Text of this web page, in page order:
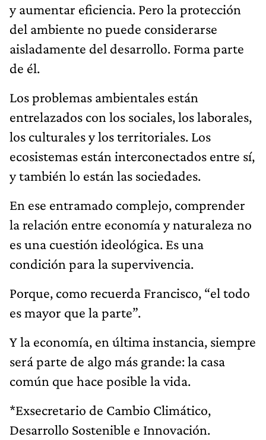
y aumentar eficiencia. Pero la protección
del ambiente no puede considerarse
aisladamente del desarrollo. Forma parte
de él.
Los problemas ambientales están
entrelazados con los sociales, los laborales,
los culturales y los territoriales. Los
ecosistemas están interconectados entre sí,
y también lo están las sociedades.
En ese entramado complejo, comprender
la relación entre economía y naturaleza no
es una cuestión ideológica. Es una
condición para la supervivencia.
Porque, como recuerda Francisco, “el todo
es mayor que la parte”.
Y la economía, en última instancia, siempre
será parte de algo más grande: la casa
común que hace posible la vida.
*Exsecretario de Cambio Climático,
Desarrollo Sostenible e Innovación.